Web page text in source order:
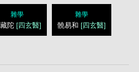
雜學
陀 [四玄醫]
雜學
髐易和 [四玄醫]